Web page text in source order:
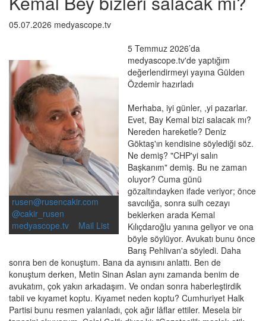
05.07.2026 medyascope.tv
rusen@rusencakir.com
@cakir_rusen
medyascope.tv
Mail List
5 Temmuz 2026’da
medyascope.tv'de yaptığım
değerlendirmeyi yayına Gülden
Özdemir hazırladı
Merhaba, iyi günler, ,yi pazarlar.
Evet, Bay Kemal bizi salacak mı?
Nereden hareketle? Deniz
Göktaş'ın kendisine söylediği söz.
Ne demiş? "CHP'yi salın
Başkanım" demiş. Bu ne zaman
oluyor? Cuma günü
gözaltındayken ifade veriyor; önce
savcılığa, sonra sulh cezayı
beklerken arada Kemal
Kılıçdaroğlu yanına geliyor ve ona
böyle söylüyor. Avukatı bunu önce
Barış Pehlivan'a söyledi. Daha
sonra ben de konuştum. Bana da aynısını anlattı. Ben de
konuştum derken, Metin Sinan Aslan aynı zamanda benim de
avukatım, çok yakın arkadaşım. Ve ondan sonra haberleştirdik
tabii ve kıyamet koptu. Kıyamet neden koptu? Cumhuriyet Halk
Partisi bunu resmen yalanladı, çok ağır lâflar ettiler. Mesela bir